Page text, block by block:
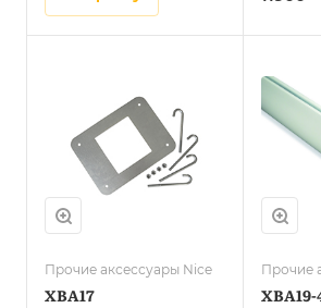
Прочие аксессуары Nice
XBA17
Прочие
XBA19-